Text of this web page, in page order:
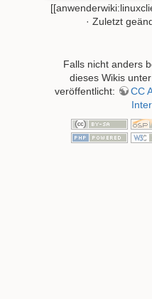
· Zuletzt
Falls nicht anders
dieses Wikis
veröffentlicht:
CC